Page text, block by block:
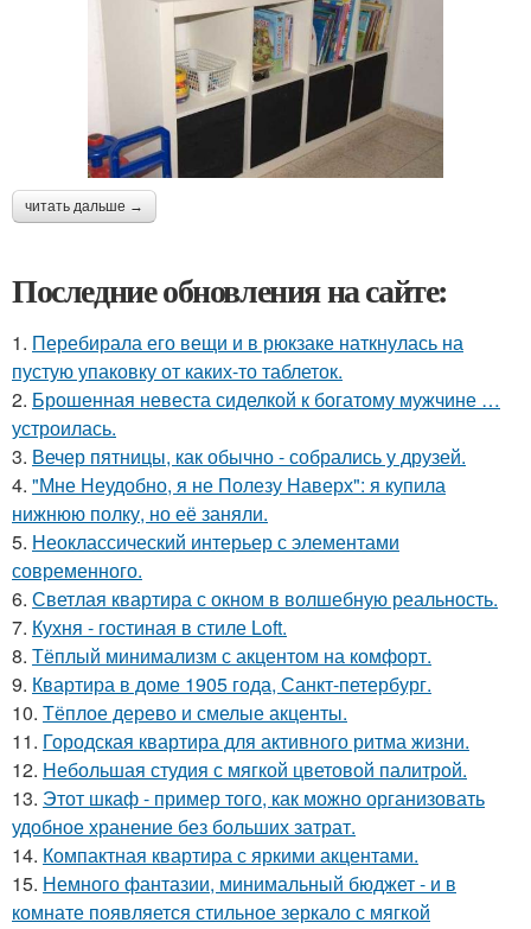
читать дальше →
Последние обновления на сайте:
1. Перебирала его вещи и в рюкзаке наткнулась на
пустую упаковку от каких-то таблеток.
2. Брошенная невеста сиделкой к богатому мужчине …
устроилась.
3. Вечер пятницы, как обычно - собрались у друзей.
4. "Мне Неудобно, я не Полезу Наверх": я купила
нижнюю полку, но её заняли.
5. Неоклассический интерьер с элементами
современного.
6. Светлая квартира с окном в волшебную реальность.
7. Кухня - гостиная в стиле Loft.
8. Тёплый минимализм с акцентом на комфорт.
9. Квартира в доме 1905 года, Санкт-петербург.
10. Тёплое дерево и смелые акценты.
11. Городская квартира для активного ритма жизни.
12. Небольшая студия с мягкой цветовой палитрой.
13. Этот шкаф - пример того, как можно организовать
удобное хранение без больших затрат.
14. Компактная квартира с яркими акцентами.
15. Немного фантазии, минимальный бюджет - и в
комнате появляется стильное зеркало с мягкой